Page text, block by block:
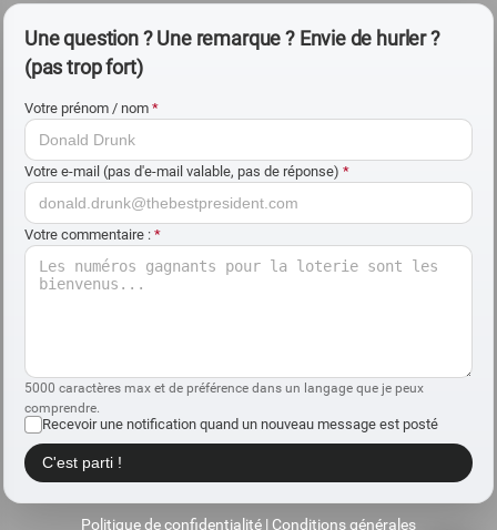
Une question ? Une remarque ? Envie de hurler ?
(pas trop fort)
Votre prénom / nom *
Votre e-mail (pas d'e-mail valable, pas de réponse) *
Votre commentaire : *
5000 caractères max et de préférence dans un langage que je peux
comprendre.
Recevoir une notification quand un nouveau message est posté
C'est parti !
Politique de confidentialité Conditions générales